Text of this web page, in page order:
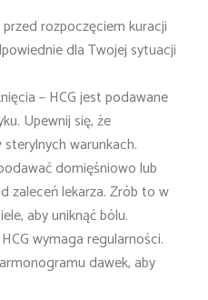
rozpoczęciem kuracji
dla Twojej sytuacji
– HCG jest podawane
Upewnij się, że
warunkach.
domięśniowo lub
zaleceń lekarza. Zrób to w
aby uniknąć bólu.
wymaga regularności.
dawek, aby